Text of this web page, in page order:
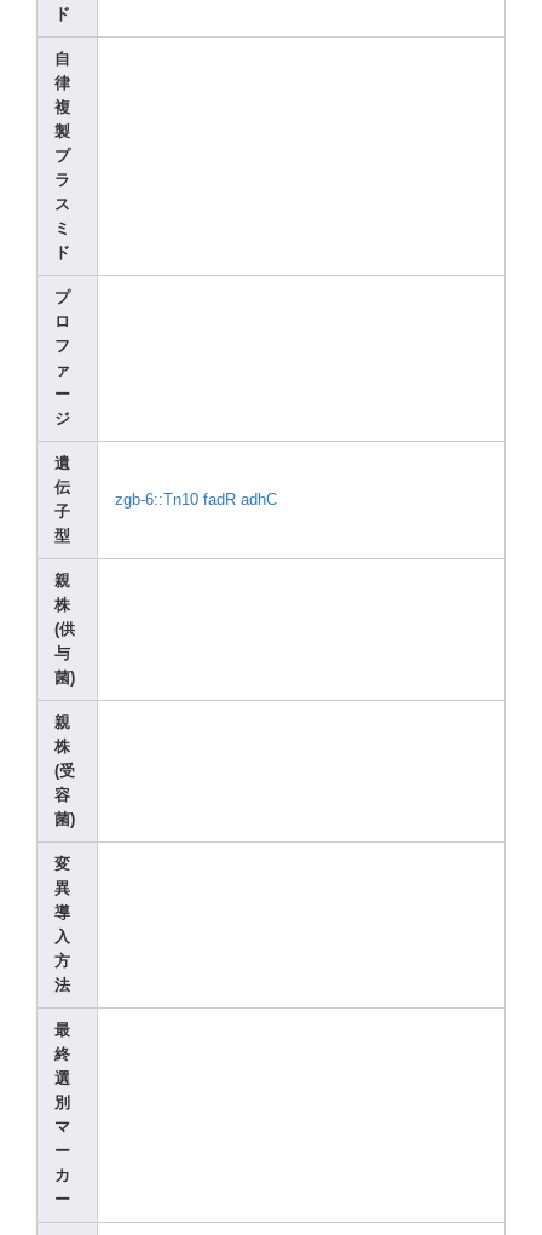
ド
自
律
複
製
プ
ラ
ス
ミ
ド
プ
ロ
フ
ァ
ー
ジ
遺
伝
子
型
zgb-6::Tn10 fadR adhC
親
株
(供
与
菌)
親
株
(受
容
菌)
変
異
導
入
方
法
最
終
選
別
マ
ー
カ
ー